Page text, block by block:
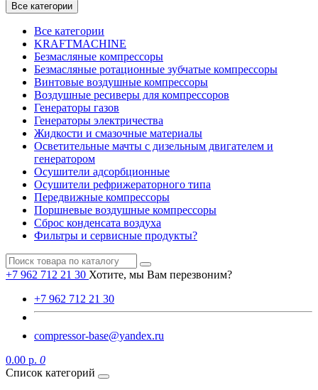
Все категории
Все категории
KRAFTMACHINE
Безмасляные компрессоры
Безмасляные ротационные зубчатые компрессоры
Винтовые воздушные компрессоры
Воздушные ресиверы для компрессоров
Генераторы газов
Генераторы электричества
Жидкости и смазочные материалы
Осветительные мачты с дизельным двигателем и
генератором
Осушители адсорбционные
Осушители рефрижераторного типа
Передвижные компрессоры
Поршневые воздушные компрессоры
Сброс конденсата воздуха
Фильтры и сервисные продукты?
+7 962 712 21 30 Хотите, мы Вам перезвоним?
+7 962 712 21 30
compressor-base@yandex.ru
0.00 р. 0
Список категорий